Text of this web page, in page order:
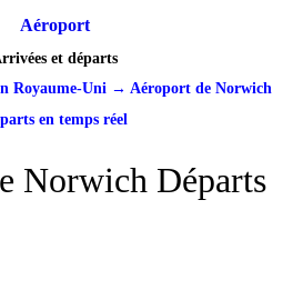
Aéroport
et départs
Royaume-Uni→ Aéroport de Norwich
en temps réel
Norwich Départs